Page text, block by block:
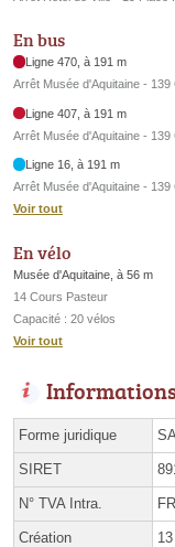
En bus
Ligne 470, à 191 m
Arrêt Musée d'Aquitaine -
Ligne 407, à 191 m
Arrêt Musée d'Aquitaine -
Ligne 16, à 191 m
Arrêt Musée d'Aquitaine -
Voir tout
En vélo
Musée d'Aquitaine, à 56 m
14 Cours Pasteur
Capacité : 20 vélos
Voir tout
Forme juridique
SIRET
N° TVA Intra.
Création